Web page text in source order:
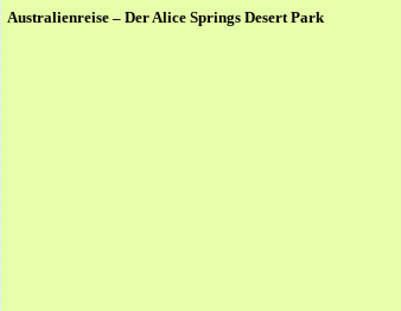
Australienreise – Der Alice Springs Desert Park